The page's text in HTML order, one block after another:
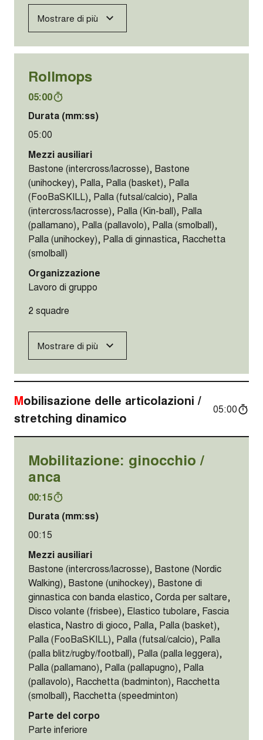
Mostrare di più
Rollmops
05:00
Durata (mm:ss)
05:00
Mezzi ausiliari
Bastone (intercross/lacrosse), Bastone
(unihockey), Palla, Palla (basket), Palla
(FooBaSKILL), Palla (futsal/calcio), Palla
(intercross/lacrosse), Palla (Kin-ball), Palla
(pallamano), Palla (pallavolo), Palla (smolball),
Palla (unihockey), Palla di ginnastica, Racchetta
(smolball)
Organizzazione
Lavoro di gruppo
2 squadre
Mostrare di più
Mobilisazione delle articolazioni /
stretching dinamico
05:00
Mobilitazione: ginocchio /
anca
00:15
Durata (mm:ss)
00:15
Mezzi ausiliari
Bastone (intercross/lacrosse), Bastone (Nordic
Walking), Bastone (unihockey), Bastone di
ginnastica con banda elastico, Corda per saltare,
Disco volante (frisbee), Elastico tubolare, Fascia
elastica, Nastro di gioco, Palla, Palla (basket),
Palla (FooBaSKILL), Palla (futsal/calcio), Palla
(palla blitz/rugby/football), Palla (palla leggera),
Palla (pallamano), Palla (pallapugno), Palla
(pallavolo), Racchetta (badminton), Racchetta
(smolball), Racchetta (speedminton)
Parte del corpo
Parte inferiore